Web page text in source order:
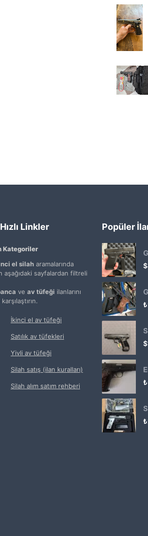
Linkler
Kategoriler
el silah aramalarında
aşağıdaki sayfalardan filtreli
ve av tüfeği ilanlarını
İkinci el av tüfeği
Satılık av tüfekleri
Yivli av tüfeği
Silah satış (ilan kuralları)
Silah alım satım rehberi
Popüler
$
₺
$
₺
₺